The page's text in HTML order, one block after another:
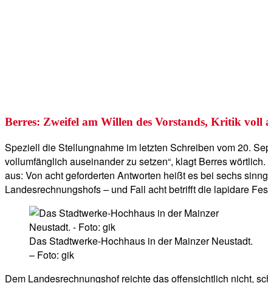
Berres: Zweifel am Willen des Vorstands, Kritik voll
Speziell die Stellungnahme im letzten Schreiben vom 20.
vollumfänglich auseinander zu setzen“, klagt Berres
aus: Von acht geforderten Antworten heißt es bei sechs
Landesrechnungshofs – und Fall acht betrifft die lapidare
Das Stadtwerke-Hochhaus in der Mainzer Neustadt.
– Foto: gik
Dem Landesrechnungshof reichte das offensichtlich nicht,